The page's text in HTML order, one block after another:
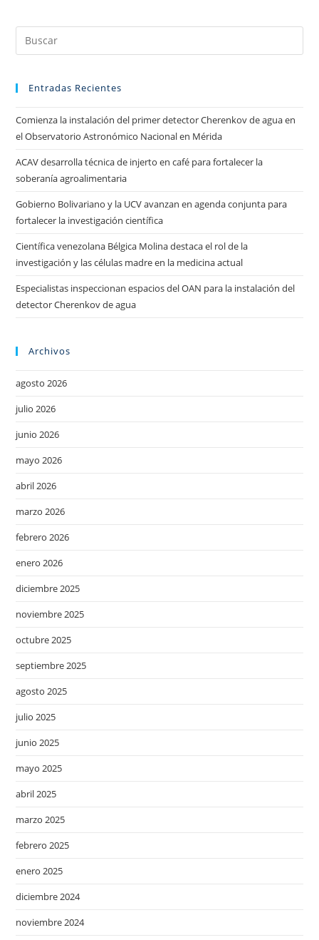
Entradas Recientes
Comienza la instalación del primer detector Cherenkov de agua en
el Observatorio Astronómico Nacional en Mérida
ACAV desarrolla técnica de injerto en café para fortalecer la
soberanía agroalimentaria
Gobierno Bolivariano y la UCV avanzan en agenda conjunta para
fortalecer la investigación científica
Científica venezolana Bélgica Molina destaca el rol de la
investigación y las células madre en la medicina actual
Especialistas inspeccionan espacios del OAN para la instalación del
detector Cherenkov de agua
Archivos
agosto 2026
julio 2026
junio 2026
mayo 2026
abril 2026
marzo 2026
febrero 2026
enero 2026
diciembre 2025
noviembre 2025
octubre 2025
septiembre 2025
agosto 2025
julio 2025
junio 2025
mayo 2025
abril 2025
marzo 2025
febrero 2025
enero 2025
diciembre 2024
noviembre 2024